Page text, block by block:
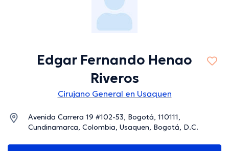
Edgar Fernando Henao
Riveros
Cirujano General en Usaquen
Avenida Carrera 19 #102-53, Bogotá, 110111,
Cundinamarca, Colombia, Usaquen, Bogotá, D.C.